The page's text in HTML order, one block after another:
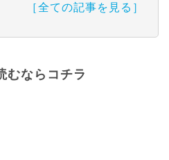
［全ての記事を見る］
むならコチラ